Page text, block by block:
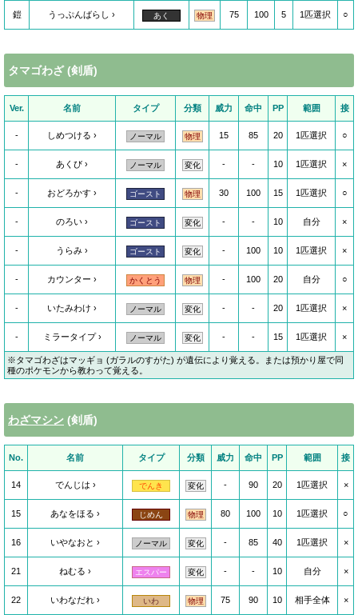
鎧 うっぷんばらし あく 物理 75 100 5 1匹選択 ○
タマゴわざ (剣盾)
Ver. 名前 タイプ 分類 威力 命中 PP 範囲 接
- しめつける ノーマル 物理 15 85 20 1匹選択 ○
- あくび ノーマル 変化 - - 10 1匹選択 ×
- おどろかす ゴースト 物理 30 100 15 1匹選択 ○
- のろい ゴースト 変化 - - 10 自分 ×
- うらみ ゴースト 変化 - 100 10 1匹選択 ×
- カウンター かくとう 物理 - 100 20 自分 ○
- いたみわけ ノーマル 変化 - - 20 1匹選択 ×
- ミラータイプ ノーマル 変化 - - 15 1匹選択 ×
※タマゴわざはマッギョ (ガラルのすがた) が遺伝により覚える。または預かり屋で同
種のポケモンから教わって覚える。
わざマシン (剣盾)
No. 名前 タイプ 分類 威力 命中 PP 範囲 接
14 でんじは でんき 変化 - 90 20 1匹選択 ×
15 あなをほる じめん 物理 80 100 10 1匹選択 ○
16 いやなおと ノーマル 変化 - 85 40 1匹選択 ×
21 ねむる エスパー 変化 - - 10 自分 ×
22 いわなだれ いわ 物理 75 90 10 相手全体 ×